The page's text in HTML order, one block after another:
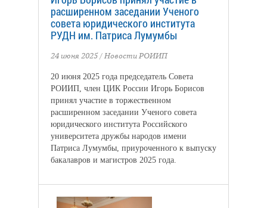
расширенном заседании Ученого
совета юридического института
РУДН им. Патриса Лумумбы
24 июня 2025/ Новости РОИИП
20 июня 2025 года председатель Совета
РОИИП, член ЦИК России Игорь Борисов
принял участие в торжественном
расширенном заседании Ученого совета
юридического института Российского
университета дружбы народов имени
Патриса Лумумбы, приуроченного к выпуску
бакалавров и магистров 2025 года.